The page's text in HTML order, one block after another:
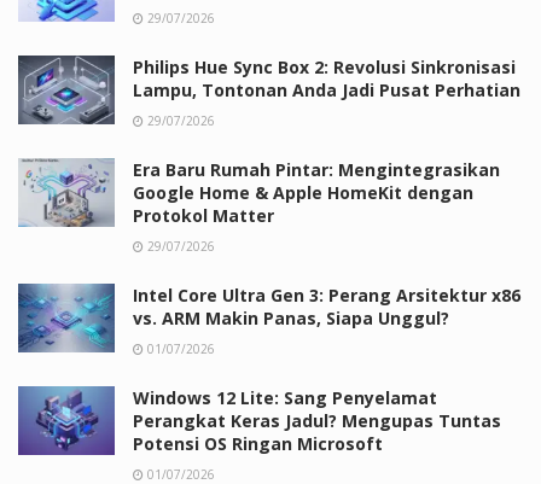
29/07/2026
Philips Hue Sync Box 2: Revolusi Sinkronisasi
Lampu, Tontonan Anda Jadi Pusat Perhatian
29/07/2026
Era Baru Rumah Pintar: Mengintegrasikan
Google Home & Apple HomeKit dengan
Protokol Matter
29/07/2026
Intel Core Ultra Gen 3: Perang Arsitektur x86
vs. ARM Makin Panas, Siapa Unggul?
01/07/2026
Windows 12 Lite: Sang Penyelamat
Perangkat Keras Jadul? Mengupas Tuntas
Potensi OS Ringan Microsoft
01/07/2026